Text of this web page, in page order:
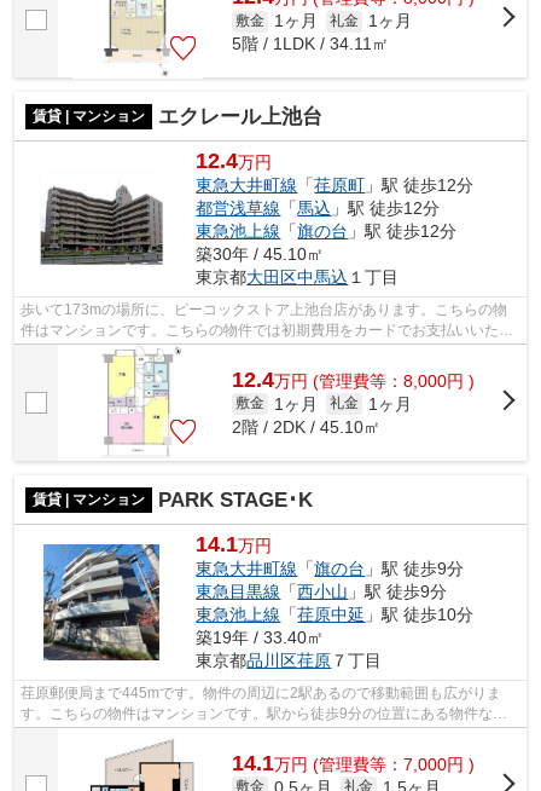
敷金 1ヶ月 礼金
1ヶ月
5階 / 1LDK / 34.11㎡
賃貸 | マンション エクレール上池台
12.4万円
東急大井町線 「荏原町 」駅 徒歩12分
都営浅草線 「馬込 」駅 徒歩12分
東急池上線 「旗の台 」駅 徒歩12分
築30年 / 45.10㎡
東京都大田区中馬込 １丁目
歩いて173mの場所に、ピーコックストア上池台店があります。こちらの物
件はマンションです。こちらの物件では初期費用をカードでお支払いいただ
けます。こちらの物件は、駅へも徒歩12...
12.4万円 (管理費等：8,000円 )
敷金 1ヶ月 礼金
1ヶ月
2階 / 2DK / 45.10㎡
賃貸 | マンション PARK STAGE･K
14.1万円
東急大井町線 「旗の台 」駅 徒歩9分
東急目黒線 「西小山 」駅 徒歩9分
東急池上線 「荏原中延 」駅 徒歩10分
築19年 / 33.40㎡
東京都品川区荏原 ７丁目
荏原郵便局まで445mです。物件の周辺に2駅あるので移動範囲も広がりま
す。こちらの物件はマンションです。駅から徒歩9分の位置にある物件なの
14.1万円 (管理費等：7,000円 )
敷金 0.5ヶ月 礼金
1.5ヶ月